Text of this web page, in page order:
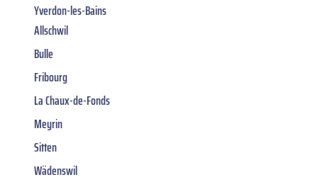
Yverdon-les-Bains
Allschwil
Bulle
Fribourg
La Chaux-de-Fonds
Meyrin
Sitten
Wädenswil